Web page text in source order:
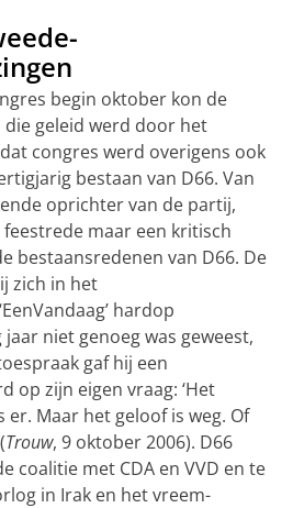
begin oktober kon de
die geleid werd door het
congres werd overi­gens ook
bestaan van D66. Van
oprichter van de partij,
maar een kritisch
bestaansredenen van D66. De
zich in het
hardop
niet genoeg was geweest,
gaf hij een
op zijn eigen vraag: ‘Het
er. Maar het geloof is weg. Of
Trouw, 9 oktober 2006). D66
coalitie met CDA en VVD en te
in Irak en het vreem­